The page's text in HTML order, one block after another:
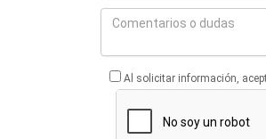
Al solicitar información,